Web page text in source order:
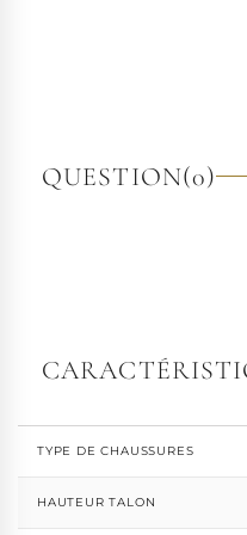
QUESTION(0)
TYPE DE CHAUSSURES
HAUTEUR TALON